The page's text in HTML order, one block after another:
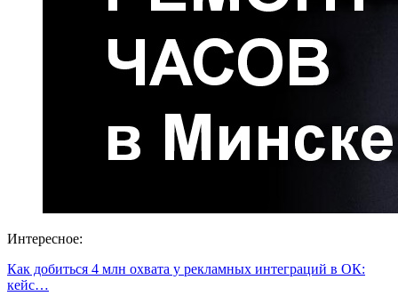
Интересное:
Как добиться 4 млн охвата у рекламных интеграций в ОК:
кейс…